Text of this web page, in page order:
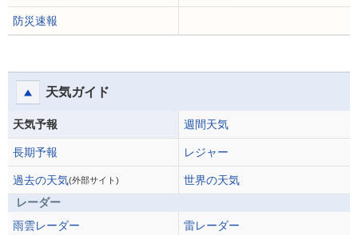
防災速報
天気ガイド
天気予報 週間天気
長期予報 レジャー
過去の天気(外部サイト)
世界の天気
レーダー
雨雲レーダー
雷レーダー